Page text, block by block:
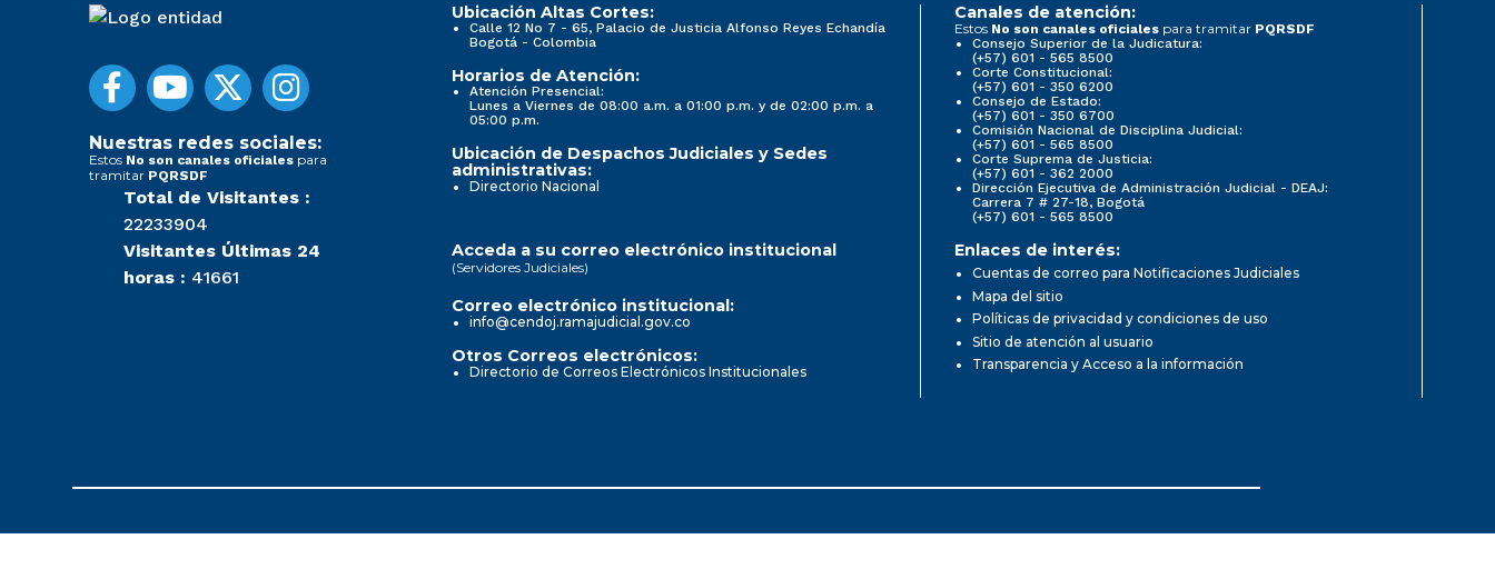
Nuestras redes sociales:
Estos No son canales oficiales para
tramitar PQRSDF
Total de Visitantes :
22233904
Visitantes Últimas 24
horas : 41661
Ubicación Altas Cortes:
Calle 12 No 7 - 65, Palacio de Justicia Alfonso Reyes Echandía
Bogotá - Colombia
Horarios de Atención:
Atención Presencial:
Lunes a Viernes de 08:00 a.m. a 01:00 p.m. y de 02:00 p.m. a
05:00 p.m.
Ubicación de Despachos Judiciales y Sedes
administrativas:
Directorio Nacional
Canales de atención:
Estos No son canales oficiales para tramitar PQRSDF
Consejo Superior de la Judicatura:
(+57) 601 - 565 8500
Corte Constitucional:
(+57) 601 - 350 6200
Consejo de Estado:
(+57) 601 - 350 6700
Comisión Nacional de Disciplina Judicial:
(+57) 601 - 565 8500
Corte Suprema de Justicia:
(+57) 601 - 362 2000
Dirección Ejecutiva de Administración Judicial - DEAJ:
Carrera 7 # 27-18, Bogotá
(+57) 601 - 565 8500
Acceda a su correo electrónico institucional
(Servidores Judiciales)
Correo electrónico institucional:
info@cendoj.ramajudicial.gov.co
Otros Correos electrónicos:
Directorio de Correos Electrónicos Institucionales
Enlaces de interés:
Cuentas de correo para Notificaciones Judiciales
Mapa del sitio
Políticas de privacidad y condiciones de uso
Sitio de atención al usuario
Transparencia y Acceso a la información